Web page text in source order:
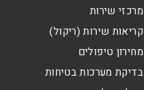
מרכזי שירות
קריאות שירות (ריקול)
מחירון טיפולים
בדיקת מערכות בטיחות